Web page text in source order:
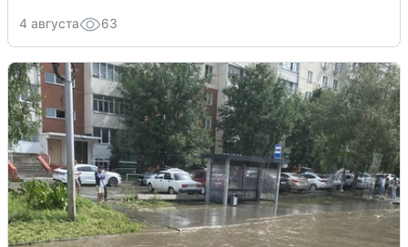
4 августа 63